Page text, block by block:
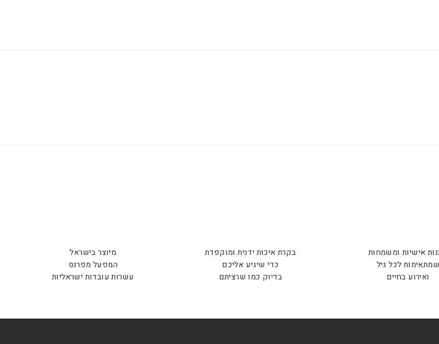
אישיות ומשמחות
שמתאימות לכל גיל
ואירוע בחיים
בקרת איכות ידנית ומוקפדת
כדי שיגיע אליכם
בדיוק כמו שרציתם
מיוצר בישראל
המפעל מפרנס
עשרות עובדות ישראליות